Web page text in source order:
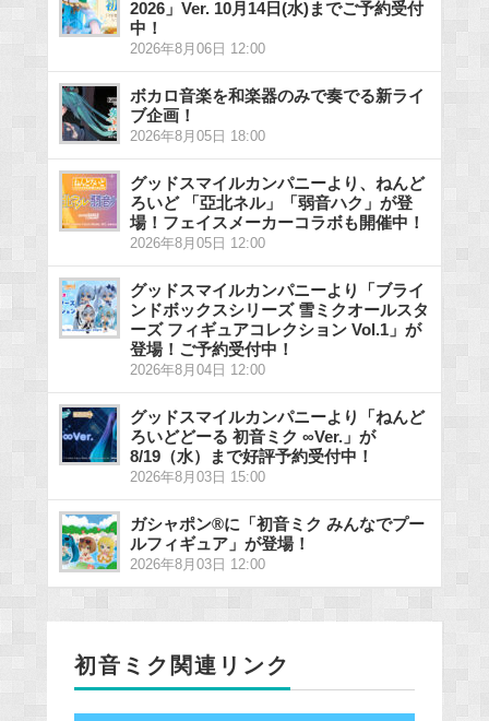
2026」Ver. 10月14日(水)までご予約受付
中！
2026年8月06日 12:00
ボカロ音楽を和楽器のみで奏でる新ライ
ブ企画！
2026年8月05日 18:00
グッドスマイルカンパニーより、ねんど
ろいど 「亞北ネル」「弱音ハク」が登
場！フェイスメーカーコラボも開催中！
2026年8月05日 12:00
グッドスマイルカンパニーより「ブライ
ンドボックスシリーズ 雪ミクオールスタ
ーズ フィギュアコレクション Vol.1」が
登場！ご予約受付中！
2026年8月04日 12:00
グッドスマイルカンパニーより「ねんど
ろいどどーる 初音ミク ∞Ver.」が
8/19（水）まで好評予約受付中！
2026年8月03日 15:00
ガシャポン®に「初音ミク みんなでプー
ルフィギュア」が登場！
2026年8月03日 12:00
初音ミク関連リンク